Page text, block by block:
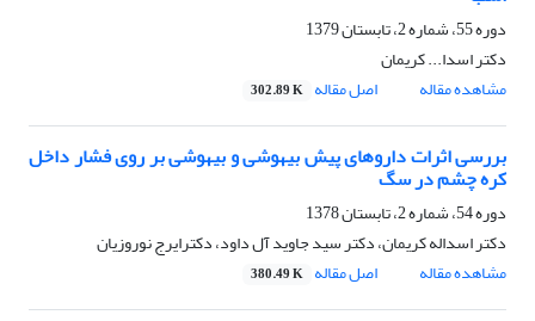
دوره 55، شماره 2، تابستان 1379
دکتر اسدا... کریمان
مشاهده مقاله
اصل مقاله 302.89 K
بررسی اثرات داروهای پیش بیهوشی و بیهوشی بر روی فشار داخل
کره چشم در سگ
دوره 54، شماره 2، تابستان 1378
دکتر اسداله کریمان، دکتر سید جاوید آل داود، دکترایرج نوروزیان
مشاهده مقاله
اصل مقاله 380.49 K